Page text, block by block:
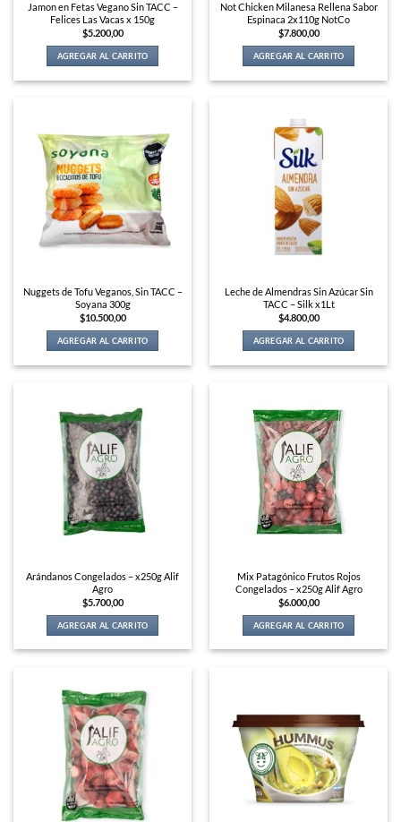
Jamon en Fetas Vegano Sin TACC –
Felices Las Vacas x 150g
$5.200,00
AGREGAR AL CARRITO
Not Chicken Milanesa Rellena Sabor
Espinaca 2x110g NotCo
$7.800,00
AGREGAR AL CARRITO
Nuggets de Tofu Veganos, Sin TACC –
Soyana 300g
$10.500,00
AGREGAR AL CARRITO
Leche de Almendras Sin Azúcar Sin
TACC – Silk x1Lt
$4.800,00
AGREGAR AL CARRITO
Arándanos Congelados – x250g Alif
Agro
$5.700,00
AGREGAR AL CARRITO
Mix Patagónico Frutos Rojos
Congelados – x250g Alif Agro
$6.000,00
AGREGAR AL CARRITO